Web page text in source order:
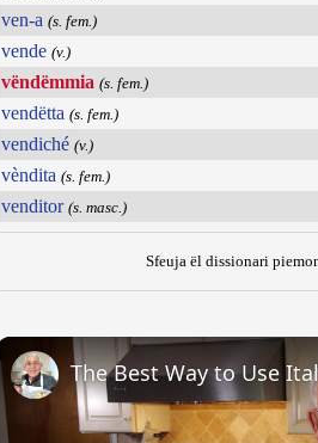
ven-a (s. fem.)
vende (v.)
vëndëmmia (s. fem.)
vendëtta (s. fem.)
vendiché (v.)
vèndita (s. fem.)
venditor (s. masc.)
Sfeuja ël dissionari
The Best Way to Use